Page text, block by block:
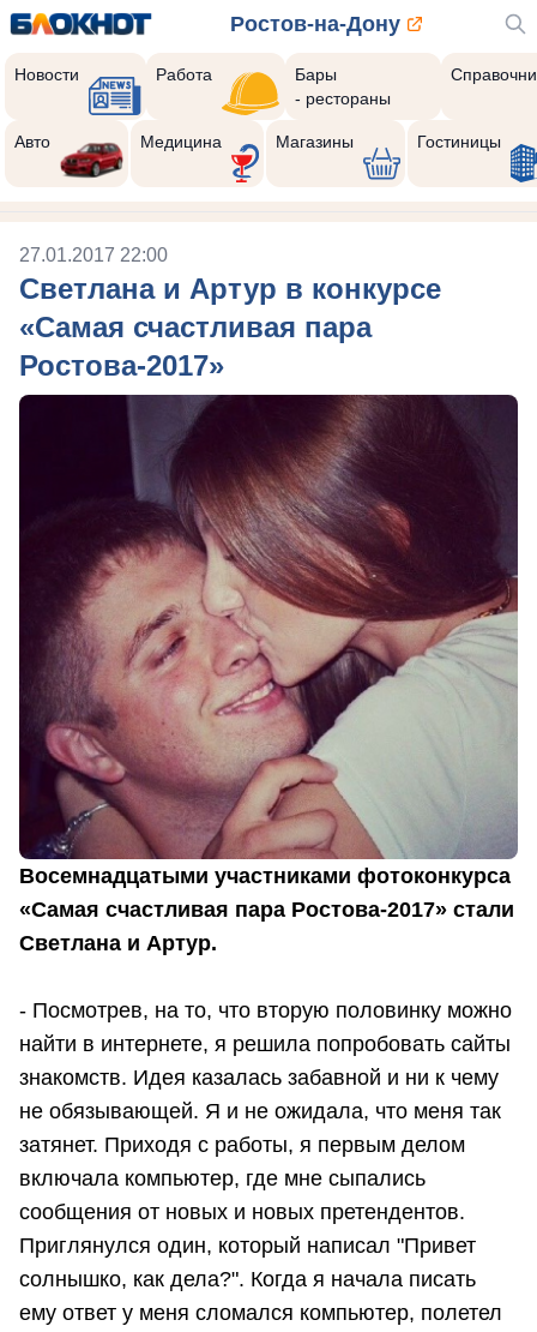
Ростов-на-Дону
Новости Работа
Бары
- рестораны
Авто Медицина Магазины Гостиницы
27.01.2017 22:00
Светлана и Артур в конкурсе
«Самая счастливая пара
Ростова-2017»
Восемнадцатыми участниками фотоконкурса
«Самая счастливая пара Ростова-2017» стали
Светлана и Артур.
- Посмотрев, на то, что вторую половинку можно
найти в интернете, я решила попробовать сайты
знакомств. Идея казалась забавной и ни к чему
не обязывающей. Я и не ожидала, что меня так
затянет. Приходя с работы, я первым делом
включала компьютер, где мне сыпались
сообщения от новых и новых претендентов.
Приглянулся один, который написал "Привет
солнышко, как дела?". Когда я начала писать
ему ответ у меня сломался компьютер, полетел